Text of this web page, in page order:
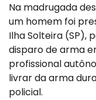
Na madrugada
um homem foi
Ilha Solteira (SP),
disparo de arma
profissional
livrar da arma
policial.